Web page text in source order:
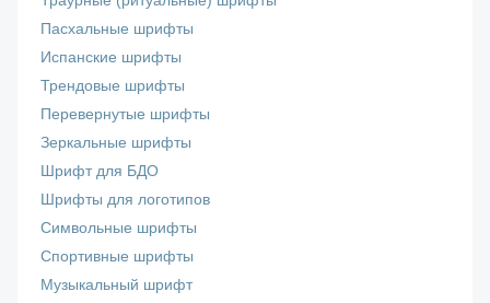
Пасхальные шрифты
Испанские шрифты
Трендовые шрифты
Перевернутые шрифты
Зеркальные шрифты
Шрифт для БДО
Шрифты для логотипов
Символьные шрифты
Спортивные шрифты
Музыкальный шрифт